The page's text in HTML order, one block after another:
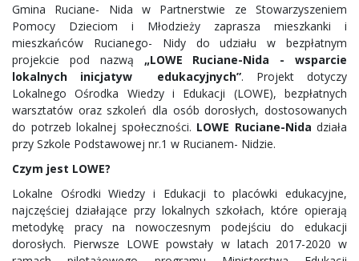
Gmina Ruciane- Nida w Partnerstwie ze Stowarzyszeniem
Pomocy Dzieciom i Młodzieży zaprasza mieszkanki i
mieszkańców Rucianego- Nidy do udziału w bezpłatnym
projekcie pod nazwą „LOWE Ruciane-Nida - wsparcie
lokalnych inicjatyw edukacyjnych”. Projekt dotyczy
Lokalnego Ośrodka Wiedzy i Edukacji (LOWE), bezpłatnych
warsztatów oraz szkoleń dla osób dorosłych, dostosowanych
do potrzeb lokalnej społeczności. LOWE Ruciane-Nida działa
przy Szkole Podstawowej nr.1 w Rucianem- Nidzie.
Czym jest LOWE?
Lokalne Ośrodki Wiedzy i Edukacji to placówki edukacyjne,
najczęściej działające przy lokalnych szkołach, które opierają
metodykę pracy na nowoczesnym podejściu do edukacji
dorosłych. Pierwsze LOWE powstały w latach 2017-2020 w